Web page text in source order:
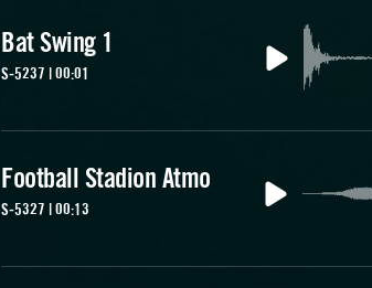
Bat Swing 1
S-5237 | 00:01
Football Stadion Atmo
S-5327 | 00:13